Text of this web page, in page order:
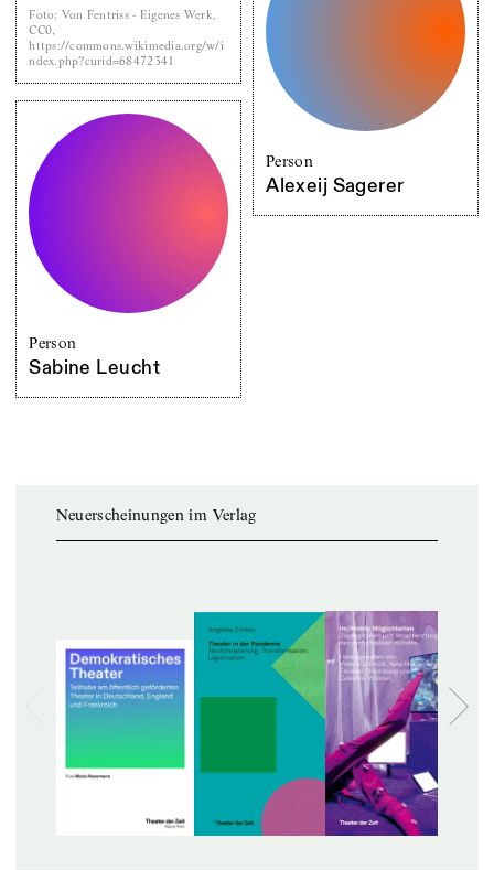
Foto: Von Fentriss - Eigenes Werk,
CC0,
https://commons.wikimedia.org/w/i
ndex.php?curid=68472341
Person
Alexeij Sagerer
Person
Sabine Leucht
Neuerscheinungen im Verlag